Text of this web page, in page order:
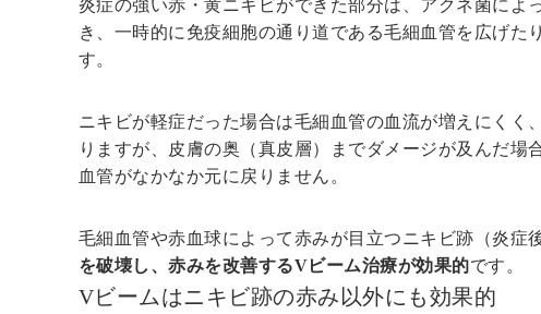
炎症の強い赤・黄ニキビができた部分は、アクネ菌によ
き、一時的に免疫細胞の通り道である毛細血管を広げた
す。
ニキビが軽症だった場合は毛細血管の血流が増えにくく
りますが、皮膚の奥（真皮層）までダメージが及んだ
血管がなかなか元に戻りません。
毛細血管や赤血球によって赤みが目立つニキビ跡（炎症
を破壊し、赤みを改善するVビーム治療が効果的です。
Vビームはニキビ跡の赤み以外にも効果的